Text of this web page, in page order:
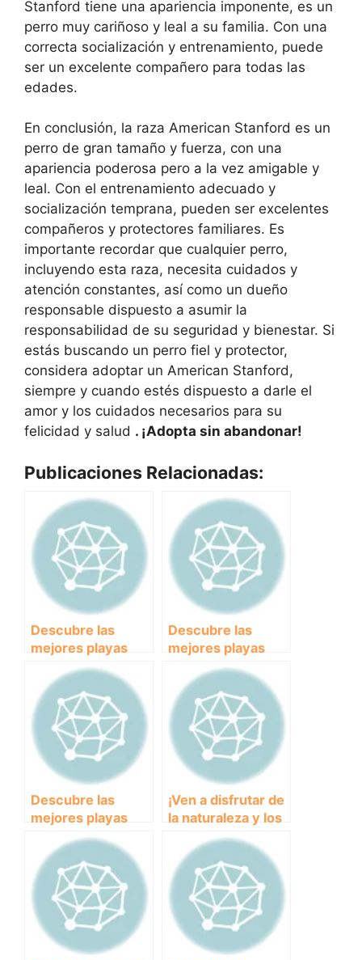
Stanford tiene una apariencia imponente, es un
perro muy cariñoso y leal a su familia. Con una
correcta socialización y entrenamiento, puede
ser un excelente compañero para todas las
edades.
En conclusión, la raza American Stanford es un
perro de gran tamaño y fuerza, con una
apariencia poderosa pero a la vez amigable y
leal. Con el entrenamiento adecuado y
socialización temprana, pueden ser excelentes
compañeros y protectores familiares. Es
importante recordar que cualquier perro,
incluyendo esta raza, necesita cuidados y
atención constantes, así como un dueño
responsable dispuesto a asumir la
responsabilidad de su seguridad y bienestar. Si
estás buscando un perro fiel y protector,
considera adoptar un American Stanford,
siempre y cuando estés dispuesto a darle el
amor y los cuidados necesarios para su
felicidad y salud . ¡Adopta sin abandonar!
Publicaciones Relacionadas:
Descubre las
mejores playas
para perros en
Málaga y disfruta
del verano con tu
mascota.
Descubre las
mejores playas
para perros en
Cantabria: disfruta
del sol, la arena y
el mar junto a tu
peludo amigo
Descubre las
mejores playas
para perros en
Mallorca y disfruta
del mar con tu
amigo peludo
¡Ven a disfrutar de
la naturaleza y los
perros en nuestra
casa rural!